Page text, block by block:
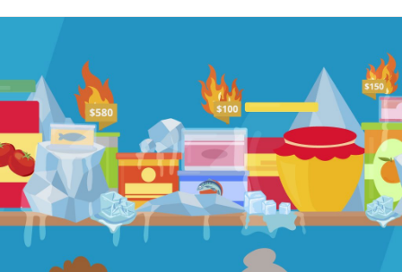
CONGELAMIENTO
DE
PRECIOS
ALIMENTOS
SIGUIERON
EN
ALZA